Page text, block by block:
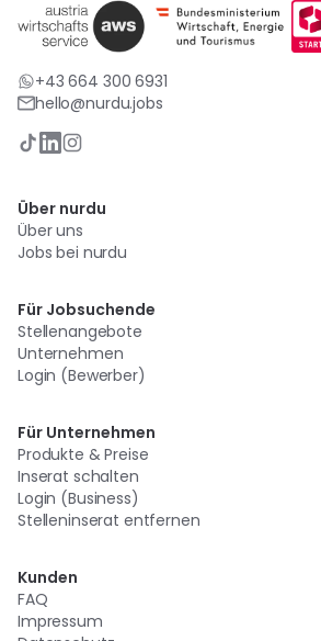
+43 664 300 6931
hello@nurdu.jobs
Über nurdu
Über uns
Jobs bei nurdu
Für Jobsuchende
Stellenangebote
Unternehmen
Login (Bewerber)
Für Unternehmen
Produkte & Preise
Inserat schalten
Login (Business)
Stelleninserat entfernen
Kunden
FAQ
Impressum